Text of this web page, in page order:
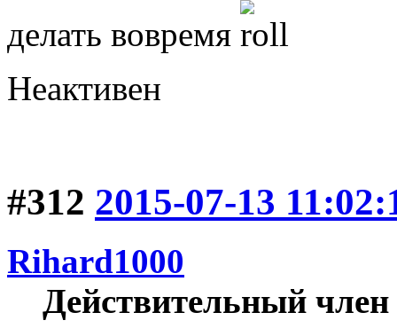
делать вовремя
Неактивен
#312 2015-07-13
Rihard1000
Действительный член